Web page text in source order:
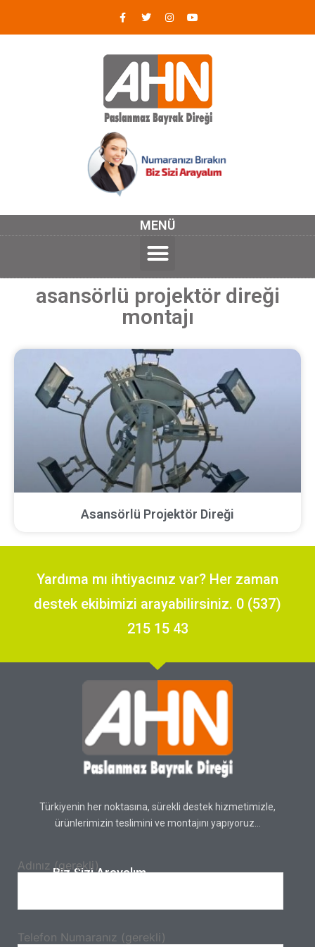
MENÜ
asansörlü projektör direği
montajı
Asansörlü Projektör Direği
Yardıma mı ihtiyacınız var? Her zaman
destek ekibimizi arayabilirsiniz. 0 (537)
215 15 43
Türkiyenin her noktasına, sürekli destek hizmetimizle,
ürünlerimizin teslimini ve montajını yapıyoruz…
Biz Sizi Arayalım.
Adınız (gerekli)
Telefon Numaranız (gerekli)